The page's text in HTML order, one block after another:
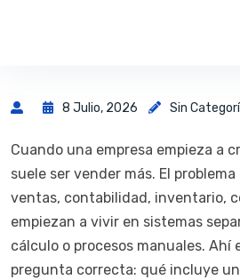
8 Julio, 2026 Sin
Cuando una empresa empieza a
suele ser vender más. El
ventas, contabilidad, inventario,
empiezan a vivir en sistemas
cálculo o procesos manuales. Ahí
pregunta correcta: qué incluye